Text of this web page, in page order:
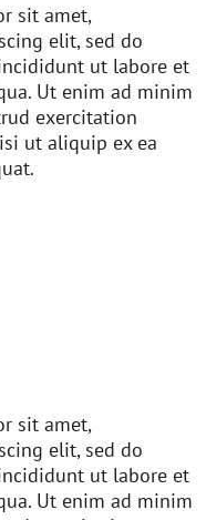
sit amet,
elit, sed do
ut labore et
Ut enim ad minim
exercitation
ut aliquip ex ea
sit amet,
elit, sed do
ut labore et
Ut enim ad minim